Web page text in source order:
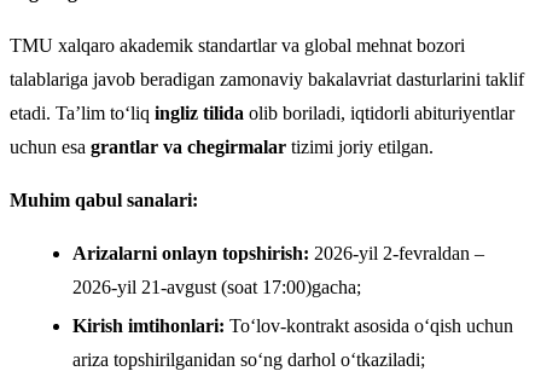
TMU xalqaro akademik standartlar va global mehnat bozori
talablariga javob beradigan zamonaviy bakalavriat dasturlarini taklif
etadi. Ta’lim to‘liq ingliz tilida olib boriladi, iqtidorli abituriyentlar
uchun esa grantlar va chegirmalar tizimi joriy etilgan.
Muhim qabul sanalari:
Arizalarni onlayn topshirish: 2026-yil 2-fevraldan –
2026-yil 21-avgust (soat 17:00)gacha;
Kirish imtihonlari: To‘lov-kontrakt asosida o‘qish uchun
ariza topshirilganidan so‘ng darhol o‘tkaziladi;